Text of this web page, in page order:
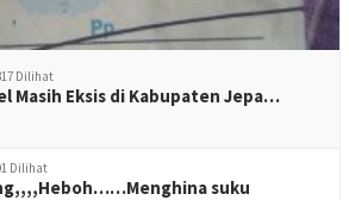
Dilihat
Masih Eksis di Kabupaten Jepa…
Dilihat
suku